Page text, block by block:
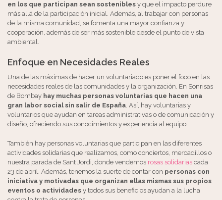
en los que participan sean sostenibles y que el impacto perdure
más allá de la participación inicial. Además, al trabajar con personas
de la misma comunidad, se fomenta una mayor confianza y
cooperación, además de ser más sostenible desde el punto de vista
ambiental.
Enfoque en Necesidades Reales
Una de las máximas de hacer un voluntariado es poner el foco en las
necesidades reales de las comunidades y la organización. En Sonrisas
de Bombay hay muchas personas voluntarias que hacen una
gran labor social sin salir de España . Así, hay voluntarias y
voluntarios que ayudan en tareas administrativas o de comunicación y
diseño, ofreciendo sus conocimientos y experiencia al equipo.
También hay personas voluntarias que participan en las diferentes
actividades solidarias que realizamos, como conciertos, mercadillos o
nuestra parada de Sant Jordi, donde vendemos rosas solidarias cada
23 de abril. Además, tenemos la suerte de contar con personas con
iniciativa y motivadas que organizan ellas mismas sus propios
eventos o actividades y todos sus beneficios ayudan a la lucha